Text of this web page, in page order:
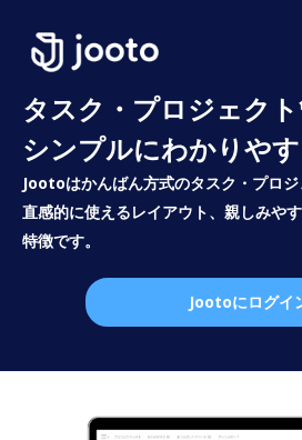
タスク・プロジェク
シンプルにわかりやす
Jootoはかんばん方式のタスク・プロジ
直感的に使えるレイアウト、親しみや
特徴です。
Jootoにログイ